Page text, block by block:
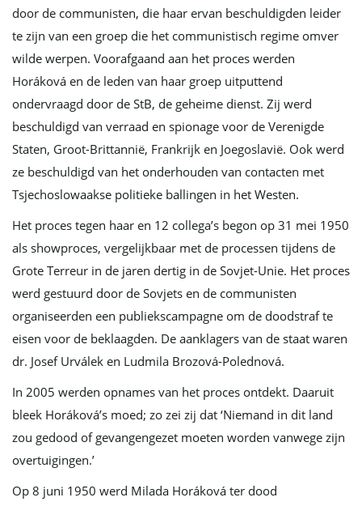
door de communisten, die haar ervan beschuldigden leider
te zijn van een groep die het communistisch regime omver
wilde werpen. Voorafgaand aan het proces werden
Horáková en de leden van haar groep uitputtend
ondervraagd door de StB, de geheime dienst. Zij werd
beschuldigd van verraad en spionage voor de Verenigde
Staten, Groot-Brittannië, Frankrijk en Joegoslavië. Ook werd
ze beschuldigd van het onderhouden van contacten met
Tsjechoslowaakse politieke ballingen in het Westen.
Het proces tegen haar en 12 collega’s begon op 31 mei 1950
als showproces, vergelijkbaar met de processen tijdens de
Grote Terreur in de jaren dertig in de Sovjet-Unie. Het proces
werd gestuurd door de Sovjets en de communisten
organiseerden een publiekscampagne om de doodstraf te
eisen voor de beklaagden. De aanklagers van de staat waren
dr. Josef Urválek en Ludmila Brozová-Polednová.
In 2005 werden opnames van het proces ontdekt. Daaruit
bleek Horáková’s moed; zo zei zij dat ‘Niemand in dit land
zou gedood of gevangengezet moeten worden vanwege zijn
overtuigingen.’
Op 8 juni 1950 werd Milada Horáková ter dood